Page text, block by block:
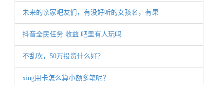
未来的亲家吧友们，有没好听的女孩名，有果
抖音全民任务 收益 吧里有人玩吗
不乱吹，50万投资什么好？
xing用卡怎么算小额多笔呢？